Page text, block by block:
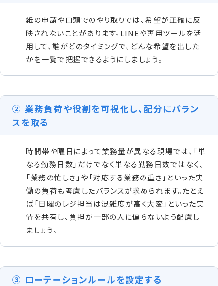
紙の申請や口頭でのやり取りでは、希望が正確に反
映されないことがあります。LINEや専用ツールを活
用して、誰がどのタイミングで、どんな希望を出した
かを一覧で把握できるようにしましょう。
② 業務負荷や役割を可視化し、配分にバラン
スを取る
時間帯や曜日によって業務量が異なる現場では、「単
なる勤務日数」だけでなく単なる勤務日数ではなく、
「業務の忙しさ」や「対応する業務の重さ」といった実
働の負荷も考慮したバランスが求められます。たとえ
ば「日曜のレジ担当は混雑度が高く大変」といった実
情を共有し、負担が一部の人に偏らないよう配慮し
ましょう。
③ ローテーションルールを設定する